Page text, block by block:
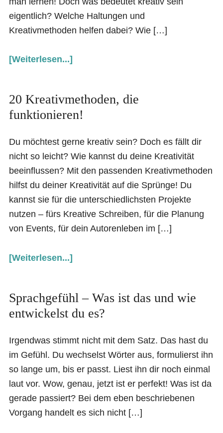
eigentlich? Welche Haltungen und
Kreativmethoden helfen dabei? Wie […]
[Weiterlesen...]
20 Kreativmethoden, die
funktionieren!
Du möchtest gerne kreativ sein? Doch es fällt dir
nicht so leicht? Wie kannst du deine Kreativität
beeinflussen? Mit den passenden Kreativmethoden
hilfst du deiner Kreativität auf die Sprünge! Du
kannst sie für die unterschiedlichsten Projekte
nutzen – fürs Kreative Schreiben, für die Planung
von Events, für dein Autorenleben im […]
[Weiterlesen...]
Sprachgefühl – Was ist das und wie
entwickelst du es?
Irgendwas stimmt nicht mit dem Satz. Das hast du
im Gefühl. Du wechselst Wörter aus, formulierst ihn
so lange um, bis er passt. Liest ihn dir noch einmal
laut vor. Wow, genau, jetzt ist er perfekt! Was ist da
gerade passiert? Bei dem eben beschriebenen
Vorgang handelt es sich nicht […]